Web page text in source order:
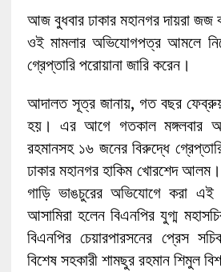
আজ বুধবার ঢাকার মহানগর দায়রা
ওই মামলার অভিযোগপত্র আমলে
গ্রেপ্তারি পরোয়ানা জারি করেন।
আদালত সূত্র জানায়, গত বছর
হয়। এর আগে গতকাল মঙ্গলবার
রহমানসহ ১৬ জনের বিরুদ্ধে
ঢাকার মহানগর হাকিম খোরশেদ
গাড়ি ভাঙচুরের অভিযোগে করা এই
আসামিরা হলেন বিএনপির যুগ্ম
বিএনপির চেয়ারপারসনের প্রেস
বিশেষ সহকারী শামছুর রহমান শিমুল